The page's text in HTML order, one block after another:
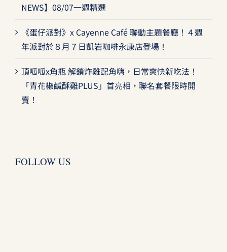
NEWS】08/07一週精選
《蛋仔派對》x Cayenne Café 聯動主題餐廳！４週
年派對於８月７日凱岩咖啡永康店登場！
頂呱呱x角瓶 解鎖炸雞配角嗨，日常爽快新吃法！
「青花椒鹹酥雞PLUS」首亮相，聯名套餐限時開
賣！
FOLLOW US